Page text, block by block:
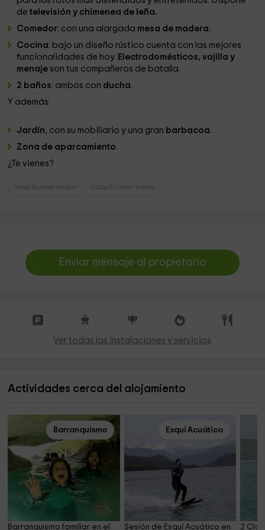
detelevisión y chimenea de leña.
Comedor: con una alargada mesa de madera.
Cocina: bajo un diseño rústico cuenta con las mejores
funcionalidades de hoy. Electrodomésticos, vajilla y
menaje son tus compañeros de batalla.
2 baños: ambos con ducha.
Y además:
Jardín, con su mobiliario y una gran barbacoa.
Zona de aparcamiento.
¿Te vienes?
Casas Rurales Aragón Casas Rurales Huesca
Enviar mensaje al propietario
Ver todas las instalaciones y servicios
Actividades cerca del alojamiento
Barranquismo
Barranquismo familiar en el
Esquí Acuático
Sesión de Esquí Acuático en 2